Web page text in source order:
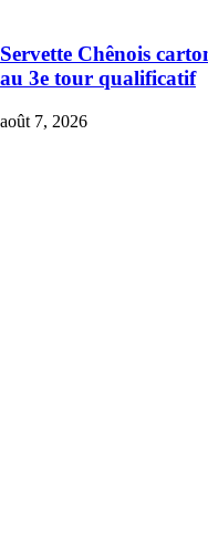
Servette Chênois
au 3e tour qualificatif
août 7, 2026